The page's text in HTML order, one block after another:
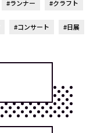
#ランナー #クラフト
#コンサート #日展